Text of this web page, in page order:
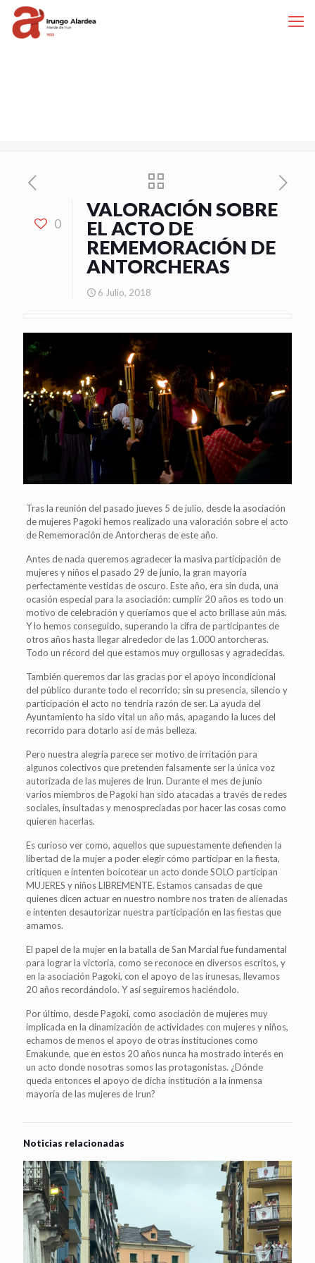
0
VALORACIÓN SOBRE
EL ACTO DE
REMEMORACIÓN DE
ANTORCHERAS
6 Julio, 2018
Tras la reunión del pasado jueves 5 de julio, desde la asociación
de mujeres Pagoki hemos realizado una valoración sobre el acto
de Rememoración de Antorcheras de este año.
Antes de nada queremos agradecer la masiva participación de
mujeres y niños el pasado 29 de junio, la gran mayoría
perfectamente vestidas de oscuro. Este año, era sin duda, una
ocasión especial para la asociación: cumplir 20 años es todo un
motivo de celebración y queríamos que el acto brillase aún más.
Y lo hemos conseguido, superando la cifra de participantes de
otros años hasta llegar alrededor de las 1.000 antorcheras.
Todo un récord del que estamos muy orgullosas y agradecidas.
También queremos dar las gracias por el apoyo incondicional
del público durante todo el recorrido; sin su presencia, silencio y
participación el acto no tendría razón de ser. La ayuda del
Ayuntamiento ha sido vital un año más, apagando la luces del
recorrido para dotarlo así de más belleza.
Pero nuestra alegría parece ser motivo de irritación para
algunos colectivos que pretenden falsamente ser la única voz
autorizada de las mujeres de Irun. Durante el mes de junio
varios miembros de Pagoki han sido atacadas a través de redes
sociales, insultadas y menospreciadas por hacer las cosas como
quieren hacerlas.
Es curioso ver como, aquellos que supuestamente defienden la
libertad de la mujer a poder elegir cómo participar en la fiesta,
critiquen e intenten boicotear un acto donde SOLO participan
MUJERES y niños LIBREMENTE. Estamos cansadas de que
quienes dicen actuar en nuestro nombre nos traten de alienadas
e intenten desautorizar nuestra participación en las fiestas que
amamos.
El papel de la mujer en la batalla de San Marcial fue fundamental
para lograr la victoria, como se reconoce en diversos escritos, y
en la asociación Pagoki, con el apoyo de las irunesas, llevamos
20 años recordándolo. Y así seguiremos haciéndolo.
Por último, desde Pagoki, como asociación de mujeres muy
implicada en la dinamización de actividades con mujeres y niños,
echamos de menos el apoyo de otras instituciones como
Emakunde, que en estos 20 años nunca ha mostrado interés en
un acto donde nosotras somos las protagonistas. ¿Dónde
queda entonces el apoyo de dicha institución a la inmensa
mayoría de las mujeres de Irun?
Noticias relacionadas